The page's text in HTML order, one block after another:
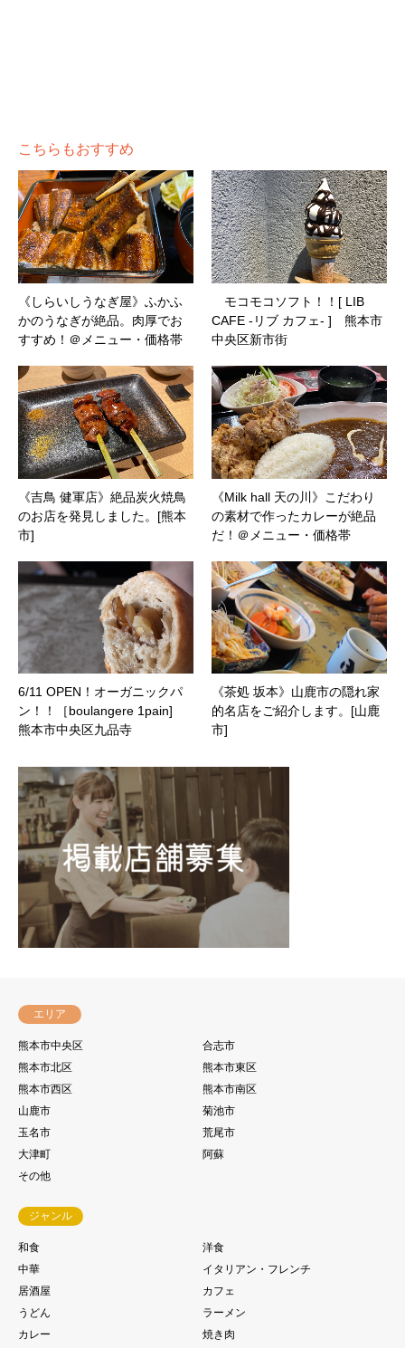
こちらもおすすめ
《しらいしうなぎ屋》ふかふ
かのうなぎが絶品。肉厚でお
すすめ！＠メニュー・価格帯
モコモコソフト！！[ LIB
CAFE -リブ カフェ- ] 熊本市
中央区新市街
《吉鳥 健軍店》絶品炭火焼鳥
のお店を発見しました。[熊本
市]
《Milk hall 天の川》こだわり
の素材で作ったカレーが絶品
だ！＠メニュー・価格帯
6/11 OPEN！オーガニックパ
ン！！［boulangere 1pain]
熊本市中央区九品寺
《茶処 坂本》山鹿市の隠れ家
的名店をご紹介します。[山鹿
市]
エリア
熊本市中央区
合志市
熊本市北区
熊本市東区
熊本市西区
熊本市南区
山鹿市
菊池市
玉名市
荒尾市
大津町
阿蘇
その他
ジャンル
和食
洋食
中華
イタリアン・フレンチ
居酒屋
カフェ
うどん
ラーメン
カレー
焼き肉